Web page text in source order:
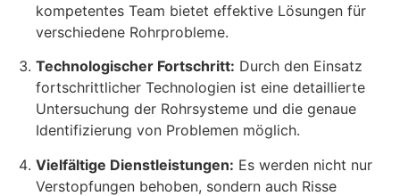
kompetentes Team bietet effektive Lösungen für
verschiedene Rohrprobleme.
Technologischer Fortschritt: Durch den Einsatz
fortschrittlicher Technologien ist eine detaillierte
Untersuchung der Rohrsysteme und die genaue
Identifizierung von Problemen möglich.
Vielfältige Dienstleistungen: Es werden nicht nur
Verstopfungen behoben, sondern auch Risse